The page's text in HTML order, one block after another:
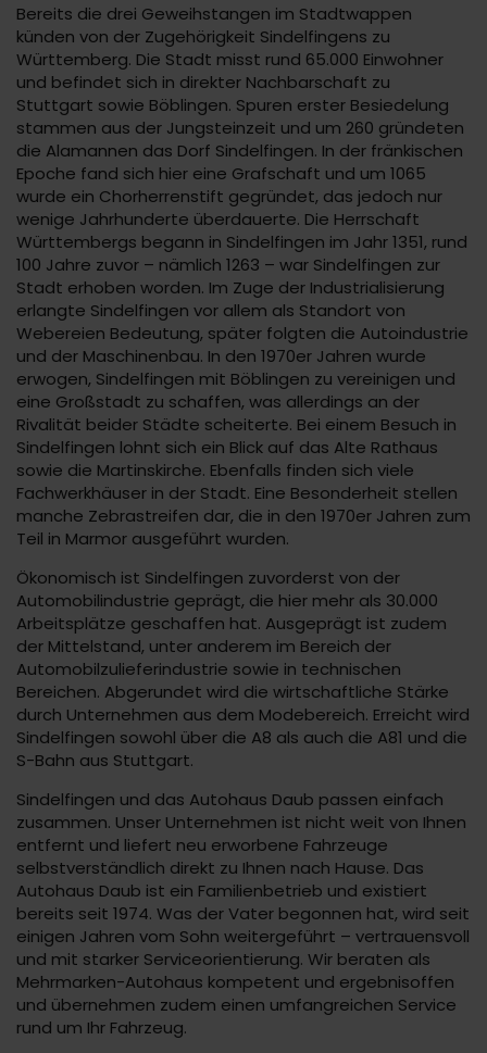
Bereits die drei Geweihstangen im Stadtwappen
künden von der Zugehörigkeit Sindelfingens zu
Württemberg. Die Stadt misst rund 65.000 Einwohner
und befindet sich in direkter Nachbarschaft zu
Stuttgart sowie Böblingen. Spuren erster Besiedelung
stammen aus der Jungsteinzeit und um 260 gründeten
die Alamannen das Dorf Sindelfingen. In der fränkischen
Epoche fand sich hier eine Grafschaft und um 1065
wurde ein Chorherrenstift gegründet, das jedoch nur
wenige Jahrhunderte überdauerte. Die Herrschaft
Württembergs begann in Sindelfingen im Jahr 1351, rund
100 Jahre zuvor – nämlich 1263 – war Sindelfingen zur
Stadt erhoben worden. Im Zuge der Industrialisierung
erlangte Sindelfingen vor allem als Standort von
Webereien Bedeutung, später folgten die Autoindustrie
und der Maschinenbau. In den 1970er Jahren wurde
erwogen, Sindelfingen mit Böblingen zu vereinigen und
eine Großstadt zu schaffen, was allerdings an der
Rivalität beider Städte scheiterte. Bei einem Besuch in
Sindelfingen lohnt sich ein Blick auf das Alte Rathaus
sowie die Martinskirche. Ebenfalls finden sich viele
Fachwerkhäuser in der Stadt. Eine Besonderheit stellen
manche Zebrastreifen dar, die in den 1970er Jahren zum
Teil in Marmor ausgeführt wurden.
Ökonomisch ist Sindelfingen zuvorderst von der
Automobilindustrie geprägt, die hier mehr als 30.000
Arbeitsplätze geschaffen hat. Ausgeprägt ist zudem
der Mittelstand, unter anderem im Bereich der
Automobilzulieferindustrie sowie in technischen
Bereichen. Abgerundet wird die wirtschaftliche Stärke
durch Unternehmen aus dem Modebereich. Erreicht wird
Sindelfingen sowohl über die A8 als auch die A81 und die
S-Bahn aus Stuttgart.
Sindelfingen und das Autohaus Daub passen einfach
zusammen. Unser Unternehmen ist nicht weit von Ihnen
entfernt und liefert neu erworbene Fahrzeuge
selbstverständlich direkt zu Ihnen nach Hause. Das
Autohaus Daub ist ein Familienbetrieb und existiert
bereits seit 1974. Was der Vater begonnen hat, wird seit
einigen Jahren vom Sohn weitergeführt – vertrauensvoll
und mit starker Serviceorientierung. Wir beraten als
Mehrmarken-Autohaus kompetent und ergebnisoffen
und übernehmen zudem einen umfangreichen Service
rund um Ihr Fahrzeug.